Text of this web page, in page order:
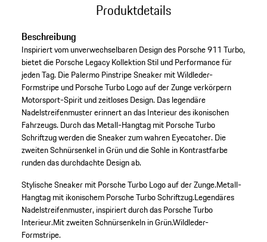
Produktdetails
Beschreibung
Inspiriert vom unverwechselbaren Design des Porsche 911 Turbo,
bietet die Porsche Legacy Kollektion Stil und Performance für
jeden Tag. Die Palermo Pinstripe Sneaker mit Wildleder-
Formstripe und Porsche Turbo Logo auf der Zunge verkörpern
Motorsport-Spirit und zeitloses Design. Das legendäre
Nadelstreifenmuster erinnert an das Interieur des ikonischen
Fahrzeugs. Durch das Metall-Hangtag mit Porsche Turbo
Schriftzug werden die Sneaker zum wahren Eyecatcher. Die
zweiten Schnürsenkel in Grün und die Sohle in Kontrastfarbe
runden das durchdachte Design ab.
Stylische Sneaker mit Porsche Turbo Logo auf der Zunge.Metall-
Hangtag mit ikonischem Porsche Turbo Schriftzug.Legendäres
Nadelstreifenmuster, inspiriert durch das Porsche Turbo
Interieur.Mit zweiten Schnürsenkeln in Grün.Wildleder-
Formstripe.